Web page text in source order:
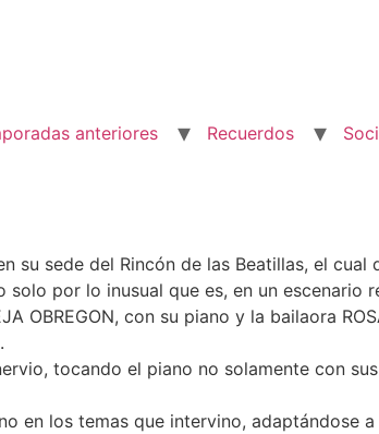
anteriores Recuerdos
su sede del Rincón de las Beatillas, el cual
por lo inusual que es, en un escenario
OBREGON, con su piano y la bailaora
tocando el piano no solamente con
en los temas que intervino, adaptándose